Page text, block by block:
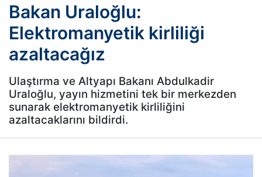
Bakan Uraloğlu:
Elektromanyetik kirliliği
azaltacağız
Ulaştırma ve Altyapı Bakanı Abdulkadir
Uraloğlu, yayın hizmetini tek bir merkezden
sunarak elektromanyetik kirliliğini
azaltacaklarını bildirdi.